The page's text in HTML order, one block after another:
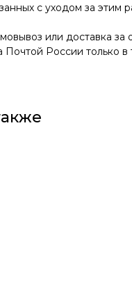
с уходом за этим
или доставка
России только в